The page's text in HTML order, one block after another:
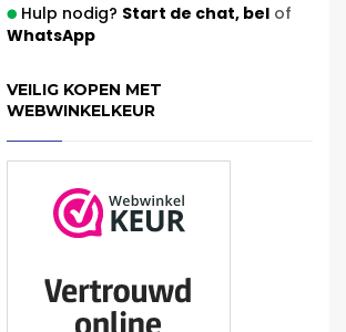
Hulp nodig? Start de chat,belof
WhatsApp
VEILIG KOPEN MET
WEBWINKELKEUR